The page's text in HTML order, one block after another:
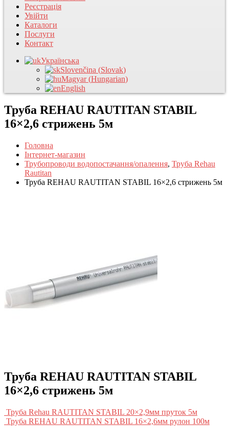
Реєстрація
Увійти
Каталоги
Послуги
Контакт
Українська
Slovenčina (Slovak)
Magyar (Hungarian)
English
Труба REHAU RAUTITAN STABIL
16×2,6 стрижень 5м
Головна
Інтернет-магазин
Трубопроводи водопостачання/опалення, Труба Rehau
Rautitan
Труба REHAU RAUTITAN STABIL 16×2,6 стрижень 5м
Труба REHAU RAUTITAN STABIL
16×2,6 стрижень 5м
Труба Rehau RAUTITAN STABIL 20×2,9мм пруток 5м
Труба REHAU RAUTITAN STABIL 16×2,6мм рулон 100м